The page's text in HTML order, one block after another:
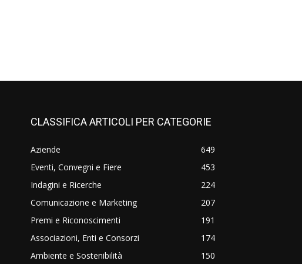
CLASSIFICA ARTICOLI PER CATEGORIE
Aziende
649
Eventi, Convegni e Fiere
453
Indagini e Ricerche
224
Comunicazione e Marketing
207
Premi e Riconoscimenti
191
Associazioni, Enti e Consorzi
174
Ambiente e Sostenibilità
150